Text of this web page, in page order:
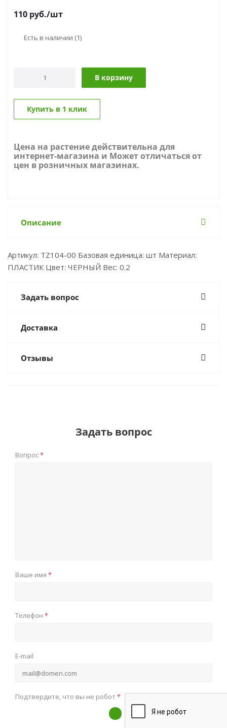
110 руб./шт
Есть в наличии (1)
В корзину
Купить в 1 клик
Цена на растение действительна для
интернет-магазина и Может отличаться от
цен в розничных магазинах.
Описание
Артикул: TZ104-00 Базовая единица: шт Материал:
ПЛАСТИК Цвет: ЧЕРНЫЙ Вес: 0.2
Задать вопрос
Доставка
Отзывы
Задать вопрос
Вопрос*
Ваше имя *
Телефон *
E-mail
Подтвердите, что вы не робот*